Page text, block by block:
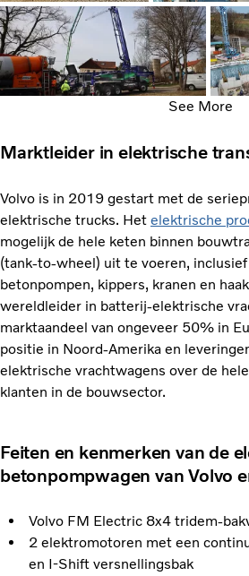
See More
Marktleider in elektrische
Volvo is in 2019 gestart met de
elektrische trucks. Het elektrische
mogelijk de hele keten binnen
(tank-to-wheel) uit te voeren,
betonpompen, kippers, kranen en
wereldleider in batterij-elektrische
marktaandeel van ongeveer 50% in
positie in Noord-Amerika en
elektrische vrachtwagens over de
klanten in de bouwsector.
Feiten en kenmerken van de
betonpompwagen van Volvo
Volvo FM Electric 8x4 tridem-
2 elektromotoren met een
en I-Shift versnellingsbak